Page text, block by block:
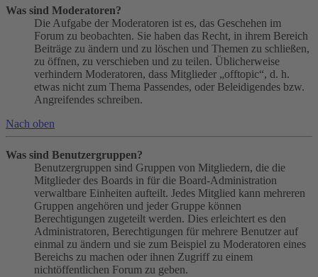
Was sind Moderatoren?
Die Aufgabe der Moderatoren ist es, das Geschehen im
Forum zu beobachten. Sie haben das Recht, in ihrem Bereich
Beiträge zu ändern und zu löschen und Themen zu schließen,
zu öffnen, zu verschieben und zu teilen. Üblicherweise
verhindern Moderatoren, dass Mitglieder „offtopic“, d. h.
etwas nicht zum Thema Passendes, oder Beleidigendes bzw.
Angreifendes schreiben.
Nach oben
Was sind Benutzergruppen?
Benutzergruppen sind Gruppen von Mitgliedern, die die
Mitglieder des Boards in für die Board-Administration
verwaltbare Einheiten aufteilt. Jedes Mitglied kann mehreren
Gruppen angehören und jeder Gruppe können
Berechtigungen zugeteilt werden. Dies erleichtert es den
Administratoren, Berechtigungen für mehrere Benutzer auf
einmal zu ändern und sie zum Beispiel zu Moderatoren eines
Bereichs zu machen oder ihnen Zugriff zu einem
nichtöffentlichen Forum zu geben.